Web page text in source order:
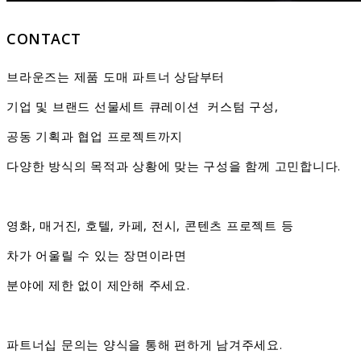
CONTACT
브라운즈는 제품 도매 파트너 상담부터
기업 및 브랜드 선물세트 큐레이션 커스텀 구성,
공동 기획과 협업 프로젝트까지
다양한 방식의 목적과 상황에 맞는 구성을 함께 고민합니다.
영화, 매거진, 호텔, 카페, 전시, 콘텐츠 프로젝트 등
차가 어울릴 수 있는 장면이라면
분야에 제한 없이 제안해 주세요.
파트너십 문의는 양식을 통해 편하게 남겨주세요.